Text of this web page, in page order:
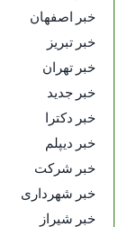
خبر اصفهان
خبر تبریز
خبر تهران
خبر جدید
خبر دکترا
خبر دیپلم
خبر شرکت
خبر شهرداری
خبر شیراز